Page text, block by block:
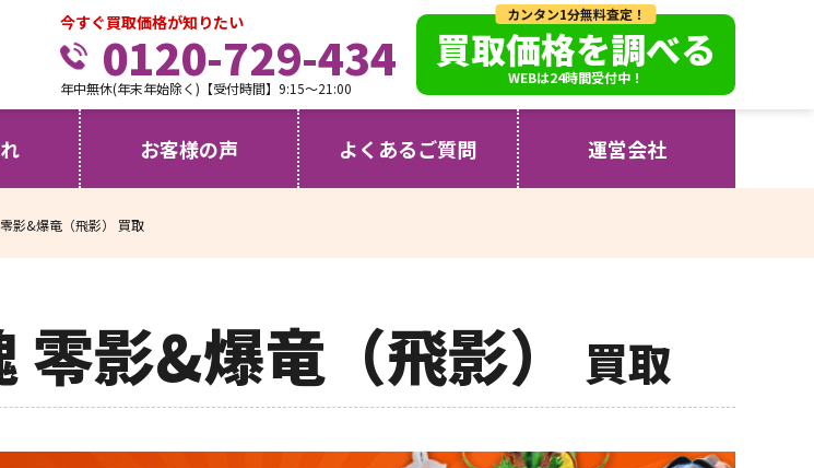
今すぐ買取価格が知りたい
0120-729-434
年中無休(年末年始除く)【受付時間】9:15～21:00
カンタン1分無料査定！
買取価格を調べる
WEBは24時間受付中！
お客様の声 よくあるご質問 運営会社
影&爆竜（飛影） 買取
零影&爆竜（飛影） 買取